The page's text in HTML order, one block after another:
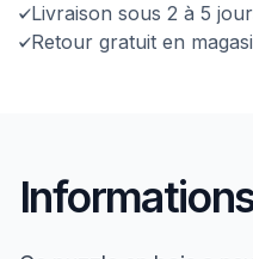
Livraison sous 2 à 5
Retour gratuit en